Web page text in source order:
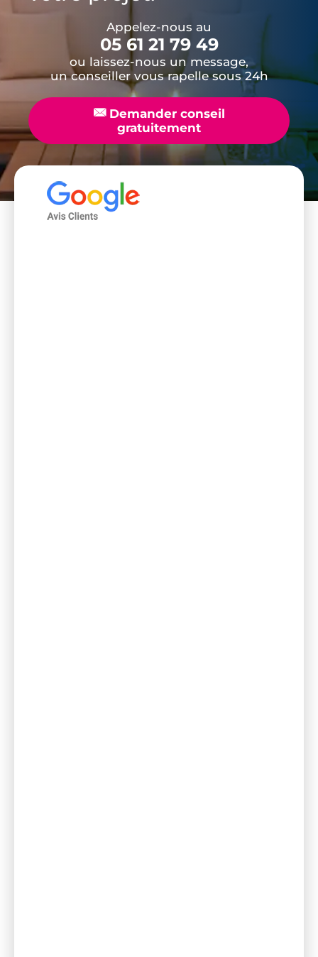
Appelez-nous au
05 61 21 79 49
ou laissez-nous un message,
un conseiller vous rapelle sous 24h
📧Demander conseil
gratuitement